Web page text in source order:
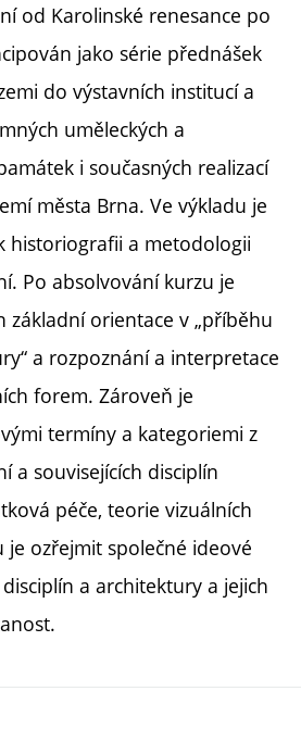
od Karolinské renesance po
jako série přednášek
do výstavních institucí a
uměleckých a
i současných realizací
města Brna. Ve výkladu je
historiografii a metodologii
Po absolvování kurzu je
základní orientace v „příběhu
a rozpoznání a interpretace
forem. Zároveň je
termíny a kategoriemi z
a souvisejících disciplín
péče, teorie vizuálních
je ozřejmit společné ideové
a architektury a jejich